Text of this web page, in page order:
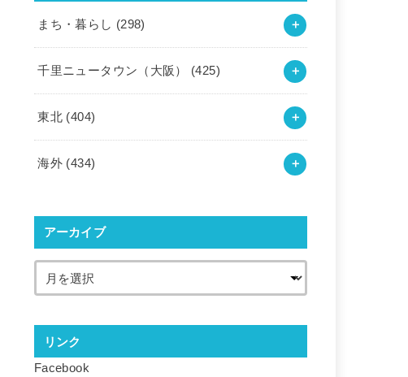
まち・暮らし (298)
千里ニュータウン（大阪） (425)
東北 (404)
海外 (434)
アーカイブ
リンク
Facebook